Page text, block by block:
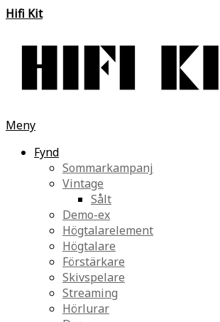
Hifi Kit
Meny
Fynd
Sommarkampanj
Vintage
Sålt
Demo-ex
Högtalarelement
Högtalare
Förstärkare
Skivspelare
Streaming
Hörlurar